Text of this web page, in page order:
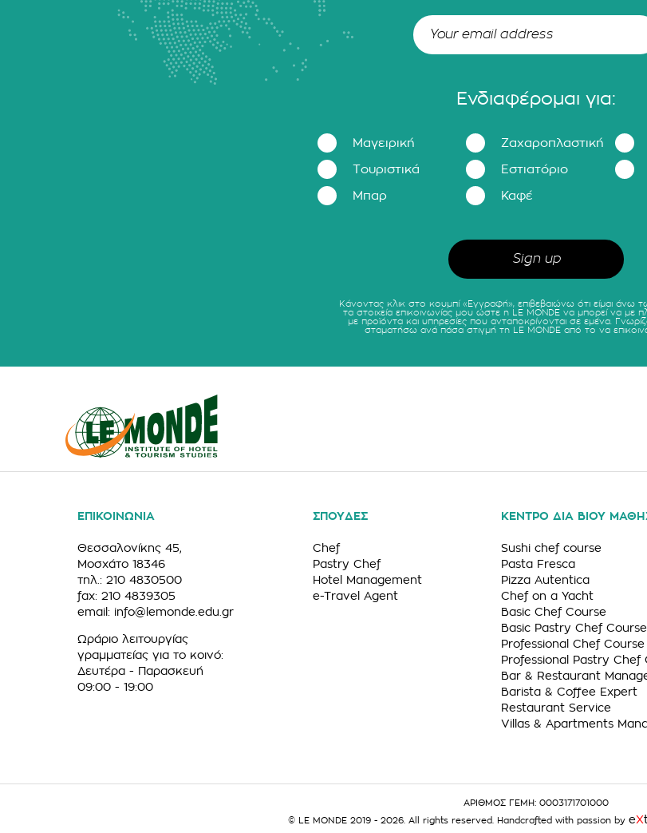
Ενδιαφέρομαι για:
Μαγειρική Ζαχαροπλαστική
Τουριστικά Εστιατόριο
Μπαρ Καφέ
Κάνοντας κλικ στο κουμπί «Εγγραφή», επιβεβαιώνω ότι είμαι άνω
τα στοιχεία επικοινωνίας μου ώστε η LE MONDE να μπορεί να με
με προϊόντα και υπηρεσίες που ανταποκρίνονται σε εμένα.
σταματήσω ανά πάσα στιγμή τη LE MONDE από το να
ΕΠΙΚΟΙΝΩΝΙΑ
Θεσσαλονίκης 45,
Μοσχάτο 18346
τηλ.: 210 4830500
fax: 210 4839305
email: info@lemonde.edu.gr
Ωράριο λειτουργίας
γραμματείας για το κοινό:
Δευτέρα - Παρασκευή
09:00 - 19:00
ΣΠΟΥΔΕΣ
Chef
Pastry Chef
Hotel Management
e-Travel Agent
ΚΕΝΤΡΟ ΔΙΑ ΒΙΟΥ
Sushi chef course
Pasta Fresca
Pizza Autentica
Chef on a Yacht
Basic Chef Course
Basic Pastry Chef Course
Professional Chef Course
Professional Pastry Chef
Bar & Restaurant
Barista & Coffee Expert
Restaurant Service
Villas & Apartments
ΑΡΙΘΜΟΣ ΓΕΜΗ: 0003171701000
© LE MONDE 2019 - 2026. All rights reserved. Handcrafted with passion by eX